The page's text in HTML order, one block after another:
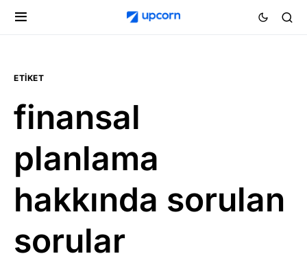
ETIKET
finansal
planlama
hakkında sorulan
sorular